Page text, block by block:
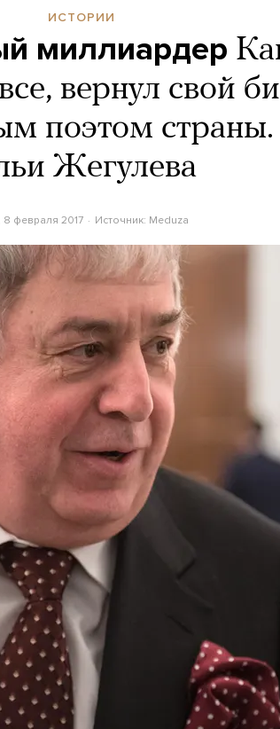
ИСТОРИИ
миллиардер
вернул свой
поэтом
Жегулева
8 февраля 2017 Источник: Meduza